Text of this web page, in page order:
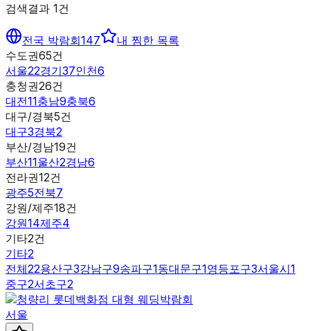
검색결과 1건
전국 박람회147
내 찜한 목록
수도권65건
서울22경기37인천6
충청권26건
대전11충남9충북6
대구/경북5건
대구3경북2
부산/경남19건
부산11울산2경남6
전라권12건
광주5전북7
강원/제주18건
강원14제주4
기타2건
기타2
전체22용산구3강남구9송파구1동대문구1영등포구3서울시1
중구2서초구2
서울